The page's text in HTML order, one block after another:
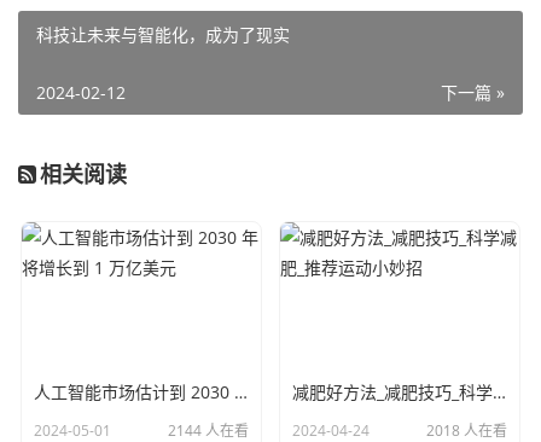
科技让未来与智能化，成为了现实
下一篇 »
2024-02-12
相关阅读
人工智能市场估计到 2030 年将增长到 1 万亿美元
2024-05-01 2144 人在看
减肥好方法_减肥技巧_科学减肥_推荐运动小妙招
2024-04-24 2018 人在看